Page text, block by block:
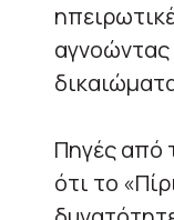
αγνοώντας
Πηγές από
ότι το